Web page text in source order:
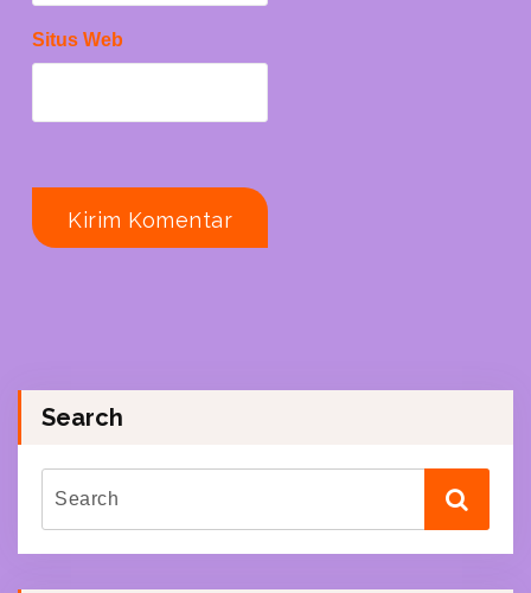
Situs Web
Search